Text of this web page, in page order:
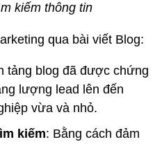
kiếm thông tin
qua bài viết Blog:
tảng blog đã được chứng
lượng lead lên đến
vừa và nhỏ.
kiếm: Bằng cách đảm